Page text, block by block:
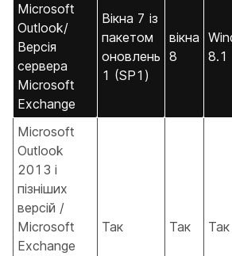
Microsoft
Outlook/
Версія
сервера
Microsoft
Exchange
Вікна 7 із
пакетом
оновлень
1 (SP1)
вікна
8
8.1
Microsoft
Outlook
2013 і
пізніших
версій /
Microsoft
Exchange
Так Так Так